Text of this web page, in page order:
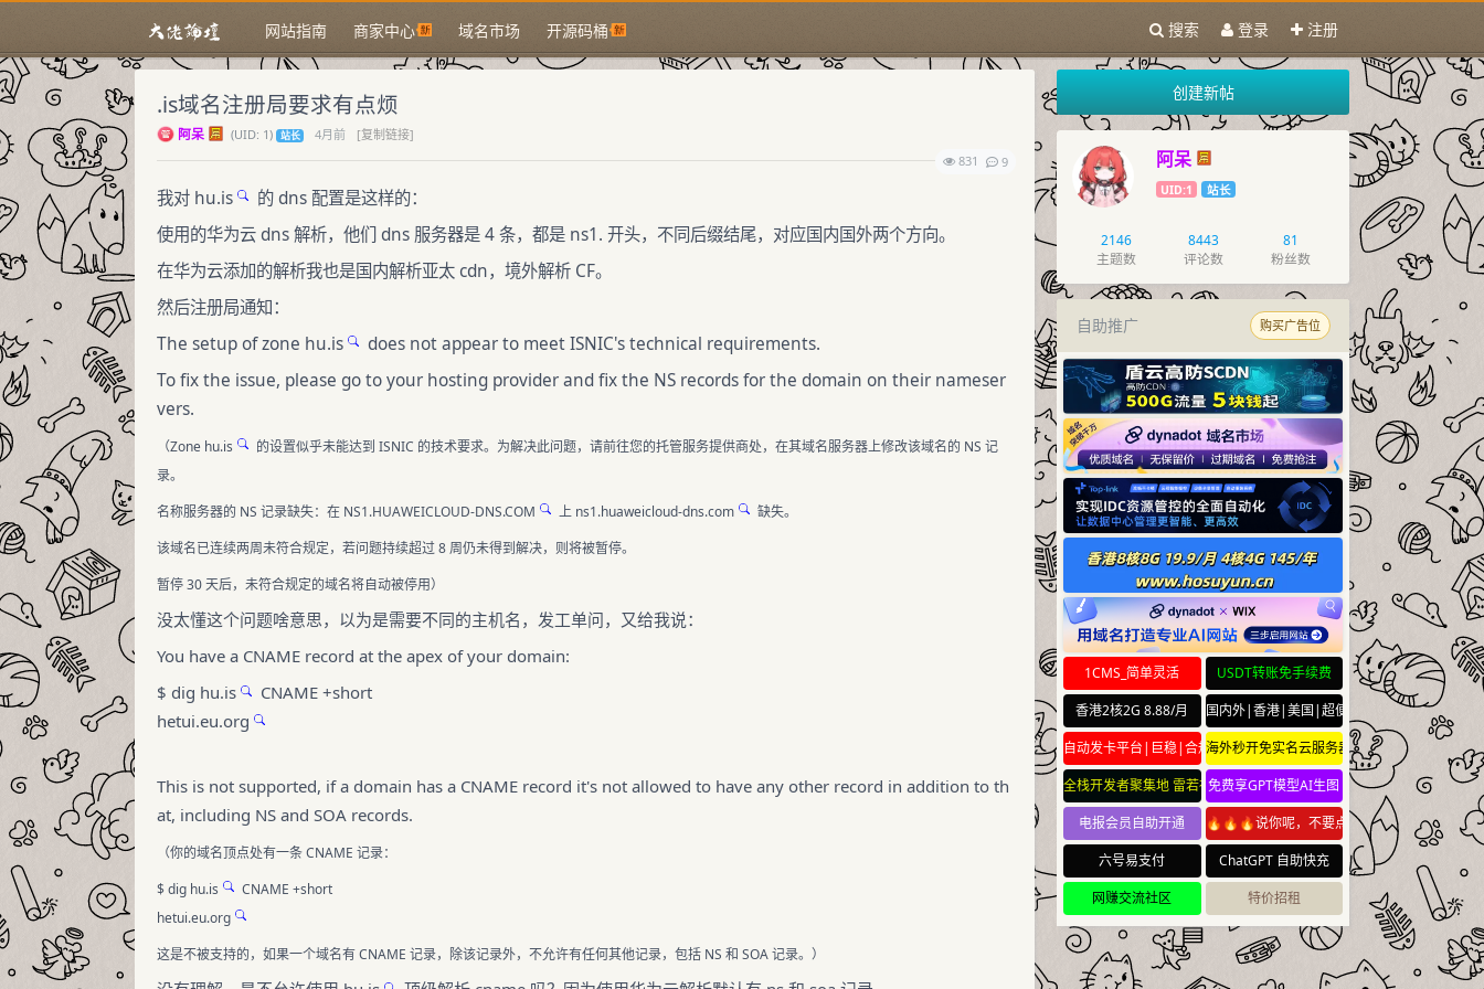
网站指南 商家中心 域名市场 开源码桶 搜索 登录 注册
.is域名注册局要求有点烦
阿呆 (UID: 1) 站长 4月前
[复制链接]
831
9
我对 hu.is
的 dns 配置是这样的：
使用的华为云 dns 解析，他们 dns 服务器是 4 条，都是 ns1. 开头，不同后缀结尾，对应国内国外两个方向。
在华为云添加的解析我也是国内解析亚太 cdn，境外解析 CF。
然后注册局通知：
The setup of zone hu.is
does not appear to meet ISNIC's technical requirements.
To fix the issue, please go to your hosting provider and fix the NS records for the domain on their nameser
vers.
（Zone hu.is 的设置似乎未能达到 ISNIC 的技术要求。 为解决此问题，请前往您的托管服务提供商处，在其域名服务器上修改该域名的 NS 记
录。
名称服务器的 NS 记录缺失：在 NS1.HUAWEICLOUD-DNS.COM 上 ns1.huaweicloud-dns.com
缺失。
该域名已连续两周未符合规定，若问题持续超过 8 周仍未得到解决，则将被暂停。
暂停 30 天后，未符合规定的域名将自动被停用）
没太懂这个问题啥意思，以为是需要不同的主机名，发工单问，又给我说：
You have a CNAME record at the apex of your domain:
$ dig hu.is
CNAME +short
hetui.eu.org
This is not supported, if a domain has a CNAME record it's not allowed to have any other record in addition to th
at, including NS and SOA records.
（你的域名顶点处有一条 CNAME 记录：
$ dig hu.is
CNAME +short
hetui.eu.org
这是不被支持的，如果一个域名有 CNAME 记录，除该记录外，不允许有任何其他记录，包括 NS 和 SOA 记录。）
创建新帖
阿呆
UID:1 站长
2146
主题数
8443
评论数
81
粉丝数
自助推广 购买广告位
1CMS_简单灵活
USDT转账免手续费
香港2核2G 8.88/月
国内外|香港|美国|超便宜云服务器
自动发卡平台|巨稳|合规海外秒开免实名云服务器
全栈开发者聚集地 雷若社区 leiruo.com
免费享GPT模型AI生图
电报会员自助开通
🔥🔥🔥说你呢，不要点🔥🔥🔥
六号易支付
ChatGPT 自助快充
网赚交流社区
特价招租